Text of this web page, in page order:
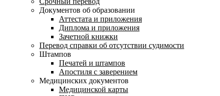
Документов об образовании
Аттестата и приложения
Диплома и приложения
Зачетной книжки
Перевод справки об отсутствии судимости
Штампов
Печатей и штампов
Апостиля с заверением
Медицинских документов
Медицинской карты